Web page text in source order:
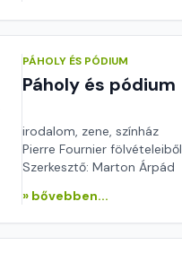
PÁHOLY ÉS PÓDIUM
Páholy és pódium
irodalom, zene, színház
Pierre Fournier fölvételeiből
Szerkesztő: Marton Árpád
» bővebben...